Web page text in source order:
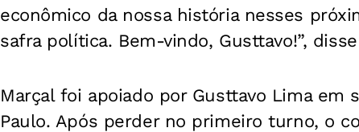
econômico da nossa história nesses
safra política. Bem-vindo, Gusttavo!”,
Marçal foi apoiado por Gusttavo Lima em
Paulo. Após perder no primeiro turno, o